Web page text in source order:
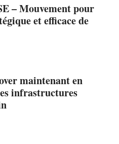
– Mouvement pour
et efficace de
maintenant en
infrastructures